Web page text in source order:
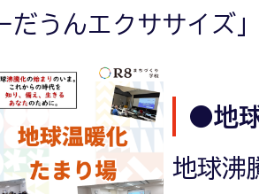
だうんエクササイズ
●地
地球沸